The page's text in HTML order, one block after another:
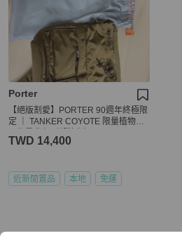
Porter
【絕版割愛】PORTER 90週年終極限
定 ｜ TANKER COYOTE 限量植物性
TWD 14,400
近新閒置品 本地 免運